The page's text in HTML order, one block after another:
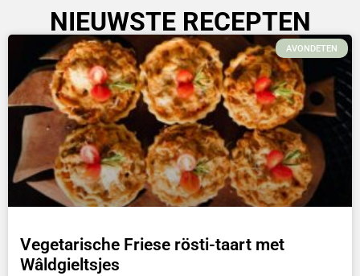
NIEUWSTE RECEPTEN
AVONDETEN
Vegetarische Friese rösti-taart met
Wâldgieltsjes